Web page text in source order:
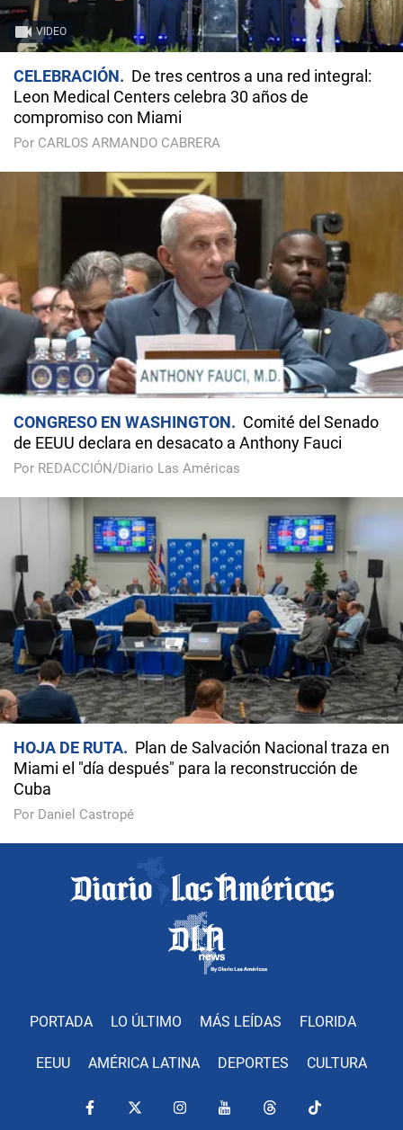
VIDEO
CELEBRACIÓN
De tres centros a una red integral:
Leon Medical Centers celebra 30 años de
compromiso con Miami
Por CARLOS ARMANDO CABRERA
CONGRESO EN WASHINGTON
Comité del Senado
de EEUU declara en desacato a Anthony Fauci
Por REDACCIÓN/Diario Las Américas
HOJA DE RUTA
Plan de Salvación Nacional traza en
Miami el "día después" para la reconstrucción de
Cuba
Por Daniel Castropé
PORTADA LO ÚLTIMO MÁS LEÍDAS FLORIDA
EEUU AMÉRICA LATINA DEPORTES CULTURA